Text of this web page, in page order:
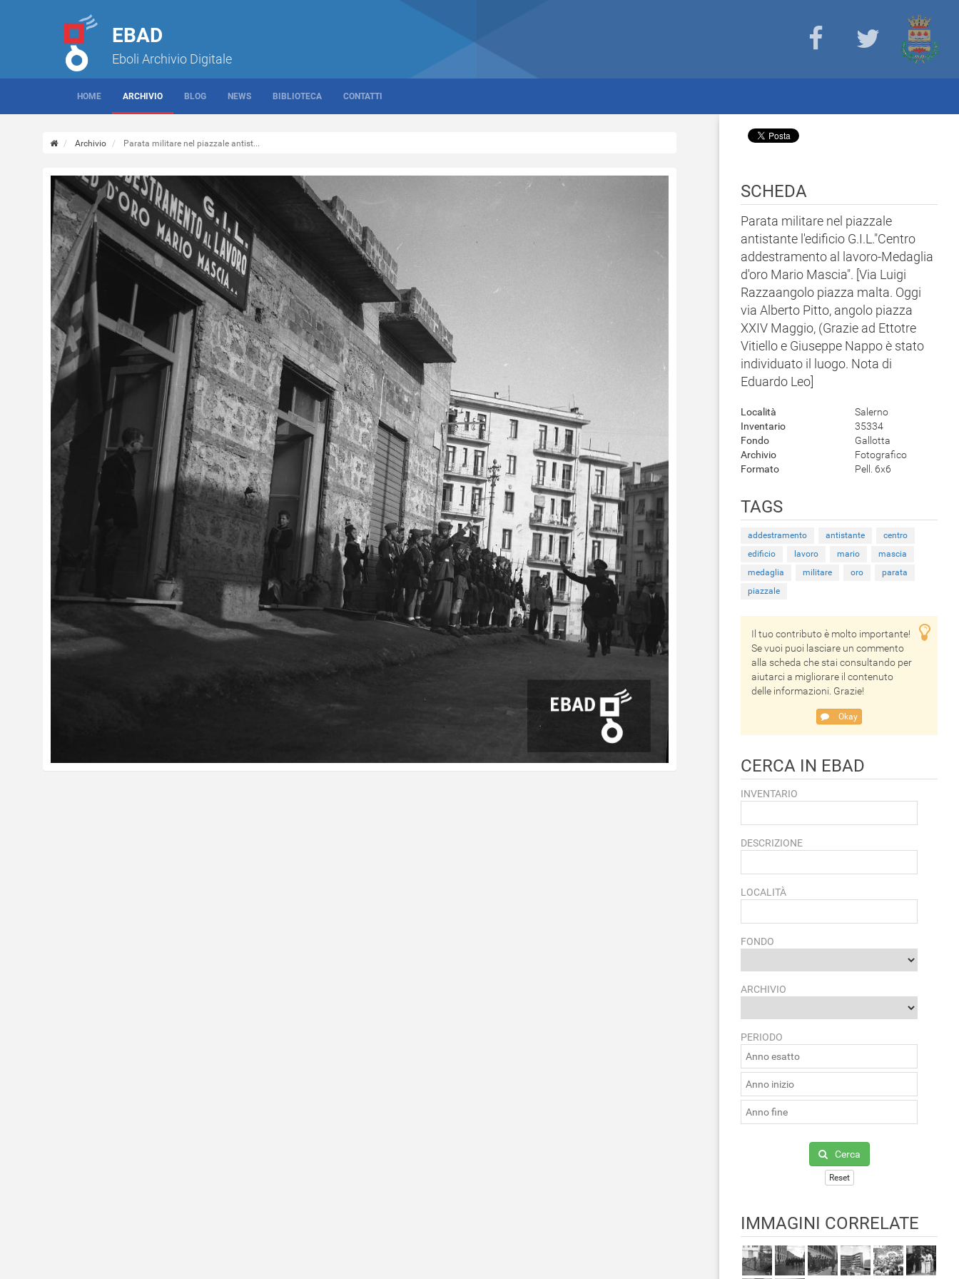
EBAD
Eboli Archivio Digitale
HOME ARCHIVIO BLOG NEWS BIBLIOTECA CONTATTI
Archivio Parata militare nel piazzale antist...
SCHEDA
Parata militare nel piazzale
antistante l'edificio G.I.L."Centro
addestramento al lavoro-Medaglia
d'oro Mario Mascia". [Via Luigi
Razzaangolo piazza malta. Oggi
via Alberto Pitto, angolo piazza
XXIV Maggio, (Grazie ad Ettotre
Vitiello e Giuseppe Nappo è stato
individuato il luogo. Nota di
Eduardo Leo]
Località
Salerno
Inventario
35334
Fondo
Gallotta
Archivio
Fotografico
Formato
Pell. 6x6
TAGS
addestramento antistante
centro
edificio
lavoro mario
mascia
medaglia
militare oro
parata
piazzale
Il tuo contributo è molto importante!
Se vuoi puoi lasciare un commento
alla scheda che stai consultando per
aiutarci a migliorare il contenuto
delle informazioni. Grazie!
Okay
CERCA IN EBAD
INVENTARIO
DESCRIZIONE
LOCALITÀ
FONDO
ARCHIVIO
PERIODO
Cerca
Reset
IMMAGINI CORRELATE